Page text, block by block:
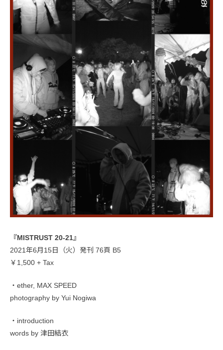
『MISTRUST 20-21』
2021年6月15日（火）発刊 76頁 B5
￥1,500 + Tax
・ether, MAX SPEED
photography by Yui Nogiwa
・introduction
words by 津田結衣